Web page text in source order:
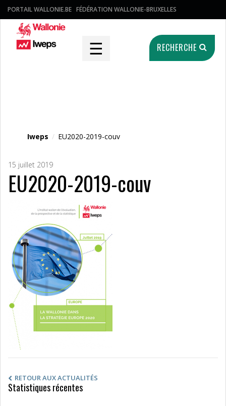
PORTAIL WALLONIE.BE FÉDÉRATION WALLONIE-BRUXELLES
☰ RECHERCHE
Iweps / EU2020-2019-couv
15 juillet 2019
EU2020-2019-couv
RETOUR AUX ACTUALITÉS
Statistiques récentes